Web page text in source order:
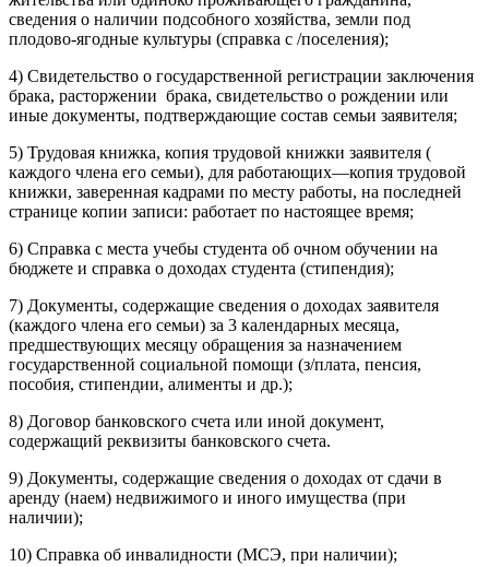
сведения о наличии подсобного хозяйства, земли под
плодово-ягодные культуры (справка с /поселения);
4) Свидетельство о государственной регистрации заключения
брака, расторжении брака, свидетельство о рождении или
иные документы, подтверждающие состав семьи заявителя;
5) Трудовая книжка, копия трудовой книжки заявителя (
каждого члена его семьи), для работающих—копия трудовой
книжки, заверенная кадрами по месту работы, на последней
странице копии записи: работает по настоящее время;
6) Справка с места учебы студента об очном обучении на
бюджете и справка о доходах студента (стипендия);
7) Документы, содержащие сведения о доходах заявителя
(каждого члена его семьи) за 3 календарных месяца,
предшествующих месяцу обращения за назначением
государственной социальной помощи (з/плата, пенсия,
пособия, стипендии, алименты и др.);
8) Договор банковского счета или иной документ,
содержащий реквизиты банковского счета.
9) Документы, содержащие сведения о доходах от сдачи в
аренду (наем) недвижимого и иного имущества (при
наличии);
10) Справка об инвалидности (МСЭ, при наличии);